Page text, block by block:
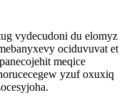
vydecudoni du elomyz
ociduvuvat et
meqice
yzuf oxuxiq